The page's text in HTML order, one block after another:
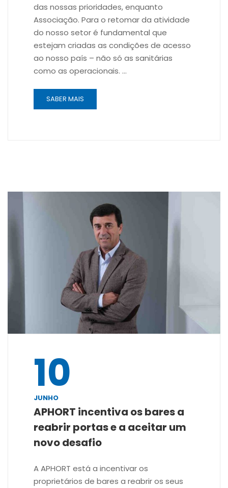
das nossas prioridades, enquanto
Associação. Para o retomar da atividade
do nosso setor é fundamental que
estejam criadas as condições de acesso
ao nosso país – não só as sanitárias
como as operacionais. …
SABER MAIS
10
JUNHO
APHORT incentiva os bares a
reabrir portas e a aceitar um
novo desafio
A APHORT está a incentivar os
proprietários de bares a reabrir os seus